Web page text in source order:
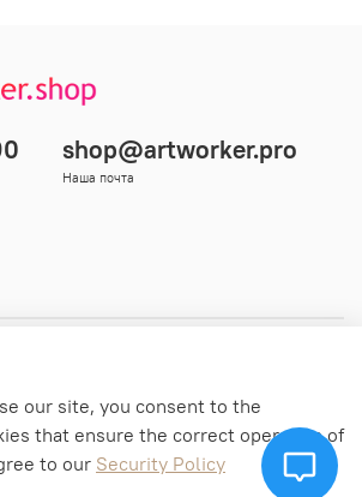
shop@artworker.pro
Наша почта
our site, you consent to the
that ensure the correct operation of
to our Security Policy